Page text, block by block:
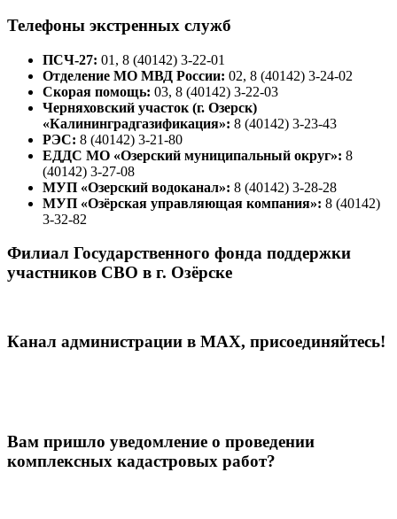
Телефоны экстренных служб
ПСЧ-27: 01, 8 (40142) 3-22-01
Отделение МО МВД России: 02, 8 (40142) 3-24-02
Скорая помощь: 03, 8 (40142) 3-22-03
Черняховский участок (г. Озерск)
«Калининградгазификация»: 8 (40142) 3-23-43
РЭС: 8 (40142) 3-21-80
ЕДДС МО «Озерский муниципальный округ»: 8
(40142) 3-27-08
МУП «Озерский водоканал»: 8 (40142) 3-28-28
МУП «Озёрская управляющая компания»: 8 (40142)
3-32-82
Филиал Государственного фонда поддержки
участников СВО в г. Озёрске
Канал администрации в МАХ, присоединяйтесь!
Вам пришло уведомление о проведении
комплексных кадастровых работ?